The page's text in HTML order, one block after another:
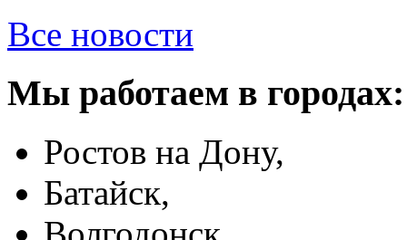
Все новости
Мы работаем в городах:
Ростов на Дону,
Батайск,